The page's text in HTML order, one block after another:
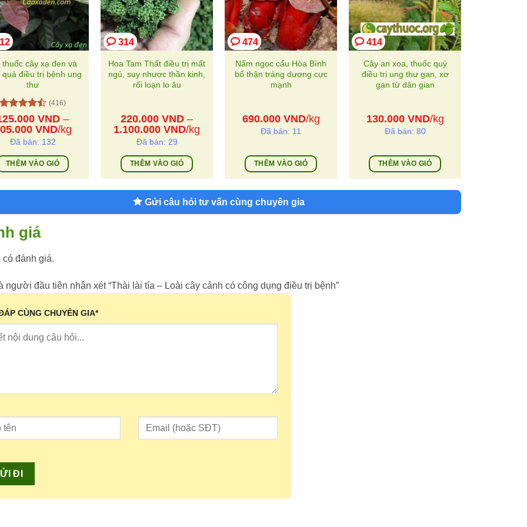
thuốc cây xạ đen và
quả điều trị bệnh ung
thư
xếp
4.5
sao
(416)
VND –
VNDKhoảng
giá:
125.000 VND
đến
405.000 VND
/kg
Đã bán: 132
THÊM VÀO GIỎ
Sản
phẩm
nhiều
thể.
tùy
có
thể
được
sản
314
Hoa Tam Thất điều trị mất
ngủ, suy nhược thần kinh,
rối loạn lo âu
220.000 VND –
1.100.000 VNDKhoảng
giá:
220.000 VND
đến
1.100.000 VND
/kg
Đã bán: 29
THÊM VÀO GIỎ
Sản
phẩm
này
tùy
thể
sản
474
Nấm ngọc cẩu Hòa Bình
bổ thận tráng dương cực
mạnh
690.000 VND/kg
Đã bán: 11
THÊM VÀO GIỎ
414
Cây an xoa, thuốc quý
điều trị ung thư gan, xơ
gan từ dân gian
130.000 VND/kg
Đã bán: 80
THÊM VÀO GIỎ
Gửi câu hỏi tư vấn cùng chuyên gia
giá
đánh giá.
người đầu tiên nhận xét “Thài lài tía – Loài cây cảnh có công dụng điều trị bệnh”
CÙNG CHUYÊN GIA*